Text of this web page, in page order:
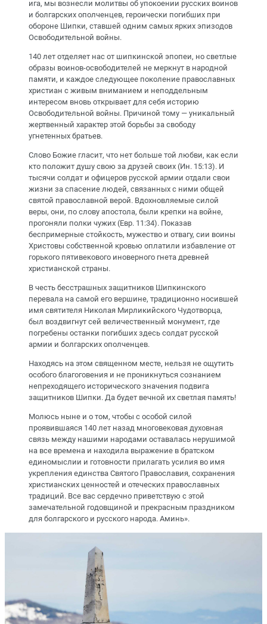
ига, мы вознесли молитвы об упокоении русских воинов
и болгарских ополченцев, героически погибших при
обороне Шипки, ставшей одним самых ярких эпизодов
Освободительной войны.
140 лет отделяет нас от шипкинской эпопеи, но светлые
образы воинов-освободителей не меркнут в народной
памяти, и каждое следующее поколение православных
христиан с живым вниманием и неподдельным
интересом вновь открывает для себя историю
Освободительной войны. Причиной тому — уникальный
жертвенный характер этой борьбы за свободу
угнетенных братьев.
Слово Божие гласит, что нет больше той любви, как если
кто положит душу свою за друзей своих (Ин. 15:13). И
тысячи солдат и офицеров русской армии отдали свои
жизни за спасение людей, связанных с ними общей
святой православной верой. Вдохновляемые силой
веры, они, по слову апостола, были крепки на войне,
прогоняли полки чужих (Евр. 11:34). Показав
беспримерные стойкость, мужество и отвагу, сии воины
Христовы собственной кровью оплатили избавление от
горького пятивекового иноверного гнета древней
христианской страны.
В честь бесстрашных защитников Шипкинского
перевала на самой его вершине, традиционно носившей
имя святителя Николая Мирликийского Чудотворца,
был воздвигнут сей величественный монумент, где
погребены останки погибших здесь солдат русской
армии и болгарских ополченцев.
Находясь на этом священном месте, нельзя не ощутить
особого благоговения и не проникнуться сознанием
непреходящего исторического значения подвига
защитников Шипки. Да будет вечной их светлая память!
Молюсь ныне и о том, чтобы с особой силой
проявившаяся 140 лет назад многовековая духовная
связь между нашими народами оставалась нерушимой
на все времена и находила выражение в братском
единомыслии и готовности прилагать усилия во имя
укрепления единства Святого Православия, сохранения
христианских ценностей и отеческих православных
традиций. Все вас сердечно приветствую с этой
замечательной годовщиной и прекрасным праздником
для болгарского и русского народа. Аминь».